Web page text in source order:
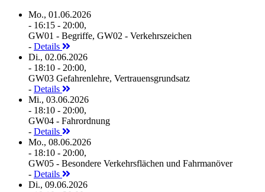
Mo., 01.06.2026
- 16:15 - 20:00,
GW01 - Begriffe, GW02 - Verkehrszeichen
- Details
Di., 02.06.2026
- 18:10 - 20:00,
GW03 Gefahrenlehre, Vertrauensgrundsatz
- Details
Mi., 03.06.2026
- 18:10 - 20:00,
GW04 - Fahrordnung
- Details
Mo., 08.06.2026
- 18:10 - 20:00,
GW05 - Besondere Verkehrsflächen und Fahrmanöver
- Details
Di., 09.06.2026